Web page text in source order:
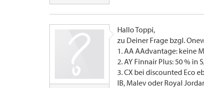
Hallo Toppi,
zu Deiner Frage bzgl.
1. AA AAdvantage: keine
2. AY Finnair Plus: 50 % in
3. CX bei discounted Eco
IB, Malev oder Royal